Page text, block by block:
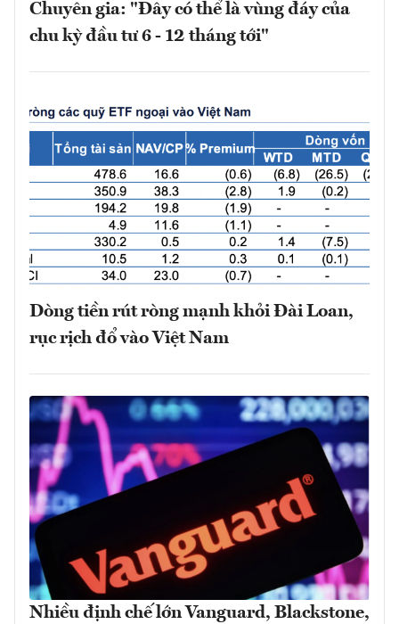
Chuyên gia: "Đây có thể là vùng đáy của
chu kỳ đầu tư 6 - 12 tháng tới"
Dòng tiền rút ròng mạnh khỏi Đài Loan,
rục rịch đổ vào Việt Nam
Nhiều định chế lớn Vanguard, Blackstone,